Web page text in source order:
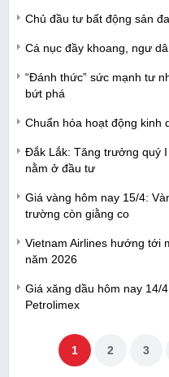
Chủ đầu tư bất động sản
Cá nục đầy khoang, ngư
“Đánh thức” sức mạnh tư
bứt phá
Chuẩn hóa hoạt động kinh
Đắk Lắk: Tăng trưởng quý I
nằm ở đầu tư
Giá vàng hôm nay 15/4:
trường còn giằng co
Vietnam Airlines hướng tới
năm 2026
Giá xăng dầu hôm nay 14/
Petrolimex
1 2 3